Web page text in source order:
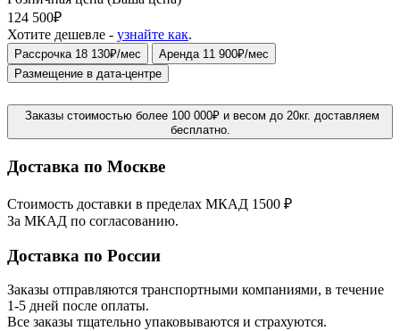
124 500₽
Хотите дешевле - узнайте как.
Рассрочка 18 130₽/мес
Аренда 11 900₽/мес
Размещение в дата-центре
Заказы стоимостью более 100 000₽ и весом до 20кг. доставляем
бесплатно.
Доставка по Москве
Стоимость доставки в пределах МКАД 1500 ₽
За МКАД по согласованию.
Доставка по России
Заказы отправляются транспортными компаниями, в течение
1-5 дней после оплаты.
Все заказы тщательно упаковываются и страхуются.